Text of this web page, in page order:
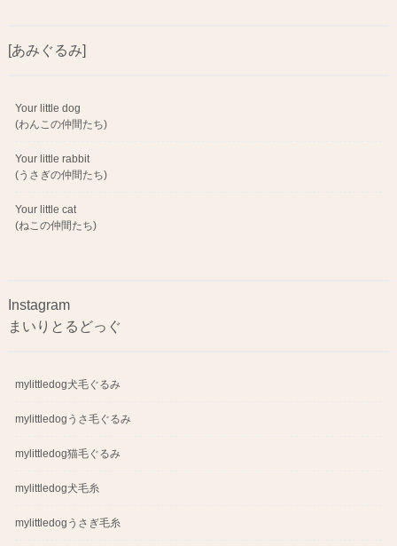
[あみぐるみ]
Your little dog
(わんこの仲間たち)
Your little rabbit
(うさぎの仲間たち)
Your little cat
(ねこの仲間たち)
Instagram
まいりとるどっぐ
mylittledog犬毛ぐるみ
mylittledogうさ毛ぐるみ
mylittledog猫毛ぐるみ
mylittledog犬毛糸
mylittledogうさぎ毛糸